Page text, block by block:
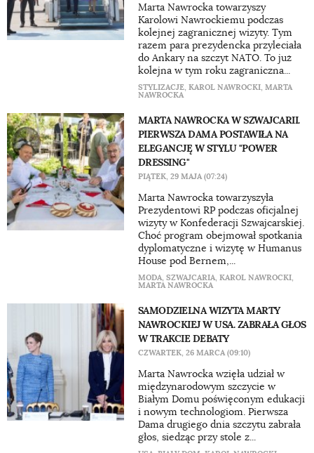
Marta Nawrocka towarzyszy
Karolowi Nawrockiemu podczas
kolejnej zagranicznej wizyty. Tym
razem para prezydencka przyleciała
do Ankary na szczyt NATO. To już
kolejna w tym roku zagraniczna...
STYLIZACJE, KAROL NAWROCKI, MARTA
NAWROCKA
MARTA NAWROCKA W SZWAJCARII.
PIERWSZA DAMA POSTAWIŁA NA
ELEGANCJĘ W STYLU "POWER
DRESSING"
PIĄTEK, 29 MAJA (07:24)
Marta Nawrocka towarzyszyła
Prezydentowi RP podczas oficjalnej
wizyty w Konfederacji Szwajcarskiej.
Choć program obejmował spotkania
dyplomatyczne i wizytę w Humanus
House pod Bernem,...
MODA, SZWAJCARIA, KAROL NAWROCKI,
MARTA NAWROCKA
SAMODZIELNA WIZYTA MARTY
NAWROCKIEJ W USA. ZABRAŁA GŁOS
W TRAKCIE DEBATY
CZWARTEK, 26 MARCA (09:10)
Marta Nawrocka wzięła udział w
międzynarodowym szczycie w
Białym Domu poświęconym edukacji
i nowym technologiom. Pierwsza
Dama drugiego dnia szczytu zabrała
głos, siedząc przy stole z...